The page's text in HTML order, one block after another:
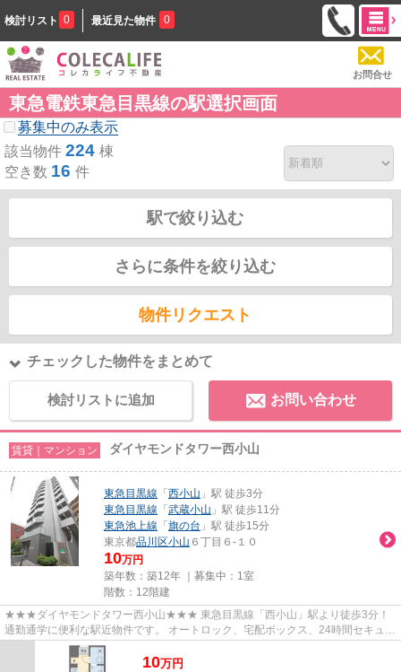
検討リスト 0 最近見た物件 0
お問合せ
東急電鉄東急目黒線の駅選択画面
募集中のみ表示
該当物件 224 棟
空き数 16 件
駅で絞り込む
さらに条件を絞り込む
物件リクエスト
チェックした物件をまとめて
検討リストに追加 お問い合わせ
賃貸｜マンション ダイヤモンドタワー西小山
東急目黒線 「 西小山 」駅 徒歩3分
東急目黒線 「 武蔵小山 」駅 徒歩11分
東急池上線 「 旗の台 」駅 徒歩15分
東京都品川区小山 ６丁目６-１０
10万円
築年数：築12年 ｜募集中： 1室
階数：12階建
★★★ダイヤモンドタワー西小山★★★ 東急目黒線「西小山」駅より徒歩3分！
通勤通学に便利な駅近物件です。 オートロック、宅配ボックス、24時間セキュリ
ティ揃っています◎
10万円